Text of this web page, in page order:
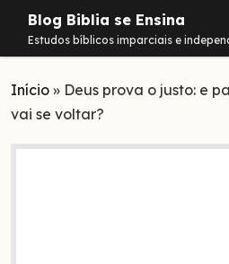
Blog Biblia se Ensina
Estudos bíblicos imparciais e
Estudos
Notificações
Início » Deus prova o justo: e
vai se voltar?